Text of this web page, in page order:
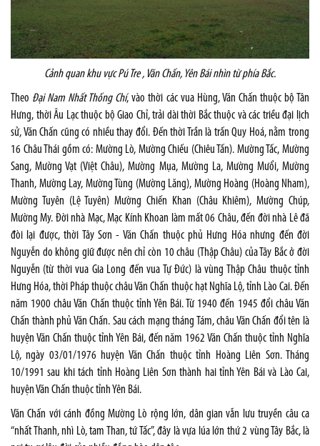
Cảnh quan khu vực Pú Tre , Văn Chấn, Yên Bái nhìn từ phía Bắc.
Theo Đại Nam Nhất Thống Chí, vào thời các vua Hùng, Văn Chấn thuộc bộ Tân
Hưng, thời Âu Lạc thuộc bộ Giao Chỉ, trải dài thời Bắc thuộc và các triều đại lịch
sử, Văn Chấn cũng có nhiều thay đổi. Đến thời Trần là trấn Quy Hoá, nằm trong
16 Châu Thái gồm có: Mường Lò, Mường Chiếu (Chiêu Tấn). Mường Tấc, Mường
Sang, Mường Vạt (Việt Châu), Mường Mụa, Mường La, Mường Mưổi, Mường
Thanh, Mường Lay, Mường Tùng (Mường Lăng), Mường Hoàng (Hoàng Nham),
Mường Tuyên (Lệ Tuyên) Mường Chiến Khan (Châu Khiêm), Mường Chúp,
Mường My. Đời nhà Mạc, Mạc Kính Khoan làm mất 06 Châu, đến đời nhà Lê đã
đòi lại được, thời Tây Sơn - Văn Chấn thuộc phủ Hưng Hóa nhưng đến đời
Nguyễn do không giữ được nên chỉ còn 10 châu (Thập Châu) của Tây Bắc ở đời
Nguyễn (từ thời vua Gia Long đến vua Tự Đức) là vùng Thập Châu thuộc tỉnh
Hưng Hóa, thời Pháp thuộc châu Văn Chấn thuộc hạt Nghĩa Lộ, tỉnh Lào Cai. Đến
năm 1900 châu Văn Chấn thuộc tỉnh Yên Bái. Từ 1940 đến 1945 đổi châu Văn
Chấn thành phủ Văn Chấn. Sau cách mạng tháng Tám, châu Văn Chấn đổi tên là
huyện Văn Chấn thuộc tỉnh Yên Bái, đến năm 1962 Văn Chấn thuộc tỉnh Nghĩa
Lộ, ngày 03/01/1976 huyện Văn Chấn thuộc tỉnh Hoàng Liên Sơn. Tháng
10/1991 sau khi tách tỉnh Hoàng Liên Sơn thành hai tỉnh Yên Bái và Lào Cai,
huyện Văn Chấn thuộc tỉnh Yên Bái.
Văn Chấn với cánh đồng Mường Lò rộng lớn, dân gian vẫn lưu truyền câu ca
“nhất Thanh, nhì Lò, tam Than, tứ Tấc”, đây là vựa lúa lớn thứ 2 vùng Tây Bắc, là